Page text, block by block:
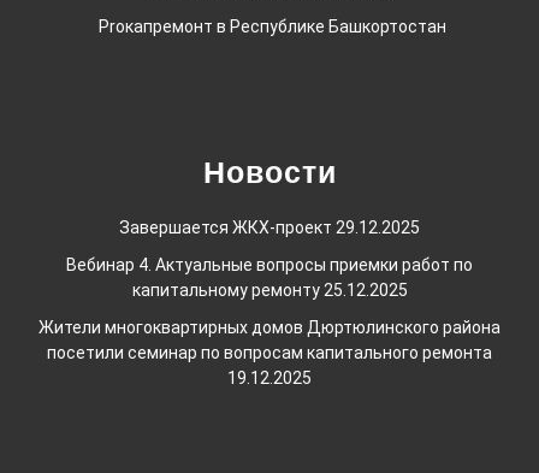
Proкапремонт в Республике Башкортостан
Новости
Завершается ЖКХ-проект 29.12.2025
Вебинар 4. Актуальные вопросы приемки работ по
капитальному ремонту 25.12.2025
Жители многоквартирных домов Дюртюлинского района
посетили семинар по вопросам капитального ремонта
19.12.2025